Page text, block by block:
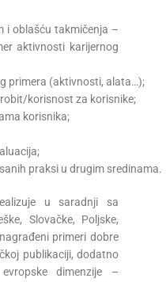
i oblašću takmičenja –
aktivnosti karijernog
primera (aktivnosti, alata…);
korisnost za korisnike;
korisnika;
praksi u drugim sredinama.
u saradnji sa
Slovačke, Poljske,
primeri dobre
publikaciji, dodatno
dimenzije –